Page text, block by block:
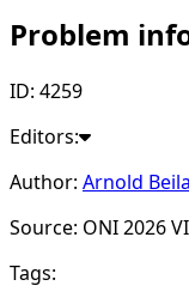
Problem
ID: 4259
Editors:
Author: Arnold
Source: ONI 2026
Tags: